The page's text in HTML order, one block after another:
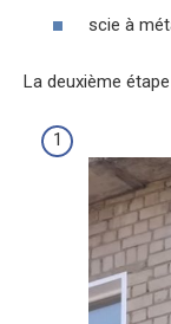
scie à
La deuxième